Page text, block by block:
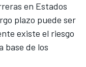
en Estados
plazo puede ser
existe el riesgo
base de los